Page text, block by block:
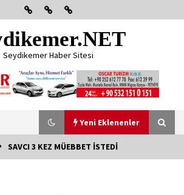
Seydikemer Haber Sitesi
Yeni Eklenenler
SAVCI 3 KEZ MÜEBBET İSTEDİ